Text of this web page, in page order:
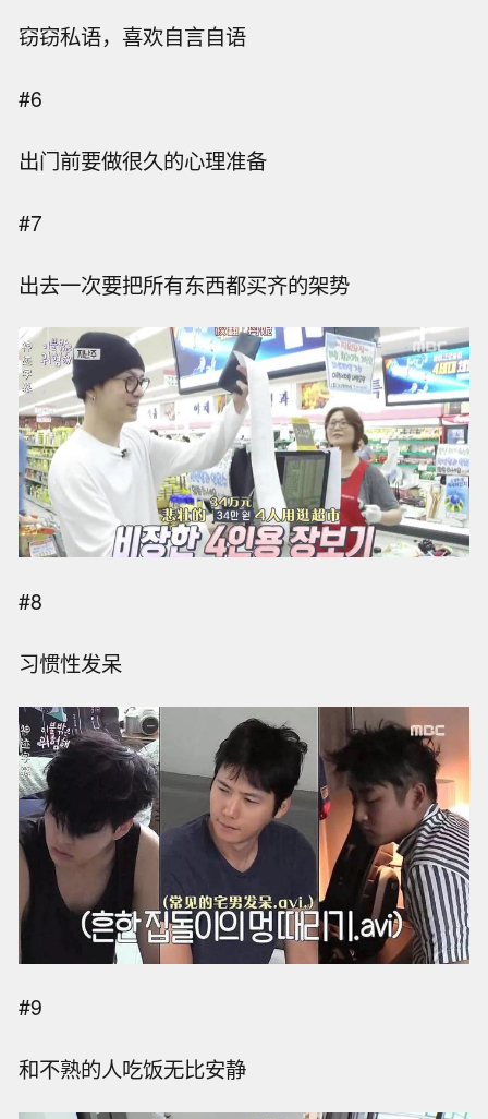
窃窃私语，喜欢自言自语
#6
出门前要做很久的心理准备
#7
出去一次要把所有东西都买齐的架势
#8
习惯性发呆
#9
和不熟的人吃饭无比安静